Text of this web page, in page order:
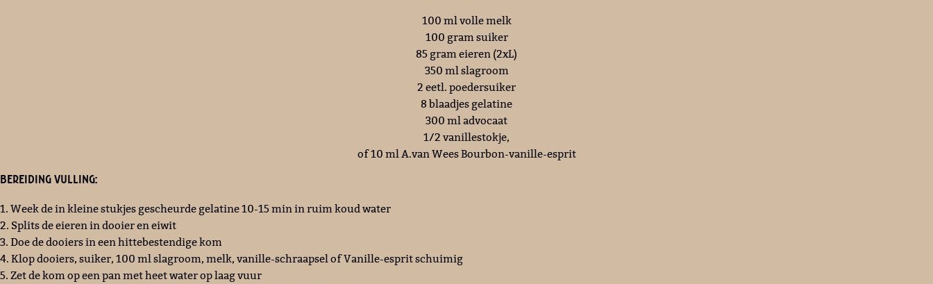
100 ml volle melk
100 gram suiker
85 gram eieren (2xL)
350 ml slagroom
2 eetl. poedersuiker
8 blaadjes gelatine
300 ml advocaat
1/2 vanillestokje,
of 10 ml A.van Wees Bourbon-vanille-esprit
Bereiding vulling:
1. Week de in kleine stukjes gescheurde gelatine 10-15 min in ruim koud water
2. Splits de eieren in dooier en eiwit
3. Doe de dooiers in een hittebestendige kom
4. Klop dooiers, suiker, 100 ml slagroom, melk, vanille-schraapsel of Vanille-esprit schuimig
5. Zet de kom op een pan met heet water op laag vuur